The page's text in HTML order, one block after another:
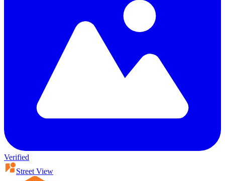
Verified
Street View